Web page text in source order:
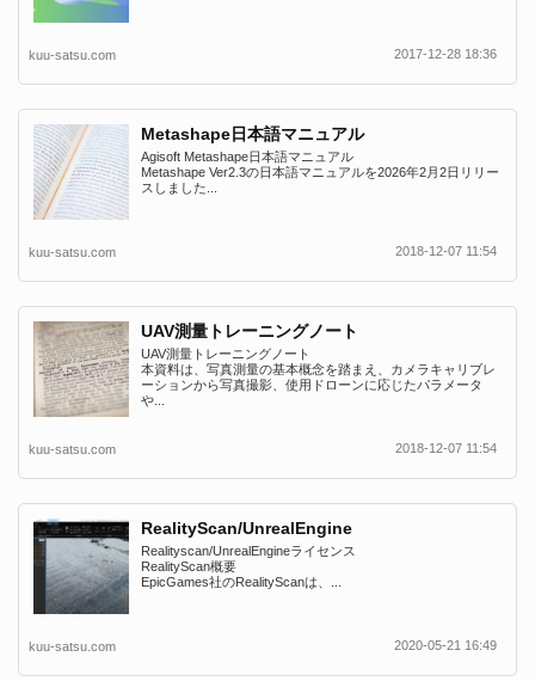
kuu-satsu.com 2017-12-28 18:36
Metashape日本語マニュアル
Agisoft Metashape日本語マニュアル
Metashape Ver2.3の日本語マニュアルを2026年2月2日リリー
スしました...
kuu-satsu.com 2018-12-07 11:54
UAV測量トレーニングノート
UAV測量トレーニングノート
本資料は、写真測量の基本概念を踏まえ、カメラキャリブレ
ーションから写真撮影、使用ドローンに応じたパラメータ
や...
kuu-satsu.com 2018-12-07 11:54
RealityScan/UnrealEngine
Realityscan/UnrealEngineライセンス
RealityScan概要
EpicGames社のRealityScanは、...
kuu-satsu.com 2020-05-21 16:49